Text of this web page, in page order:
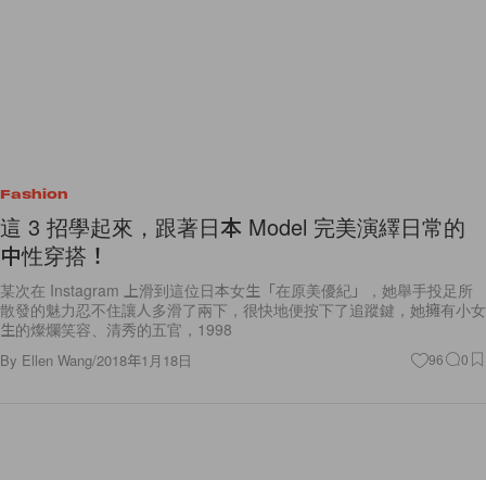
Fashion
這 3 招學起來，跟著日本 Model 完美演繹日常的
中性穿搭！
某次在 Instagram 上滑到這位日本女生「在原美優紀」，她舉手投足所
散發的魅力忍不住讓人多滑了兩下，很快地便按下了追蹤鍵，她擁有小女
生的燦爛笑容、清秀的五官，1998
By Ellen Wang/2018年1月18日 96 0